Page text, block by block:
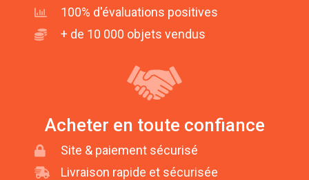
100% d'évaluations positives
+ de 10 000 objets vendus
Acheter en toute confiance
Site & paiement sécurisé
Livraison rapide et sécurisée